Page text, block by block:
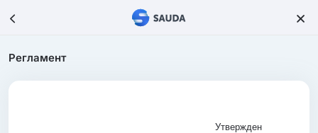
Регламент
Утвержден